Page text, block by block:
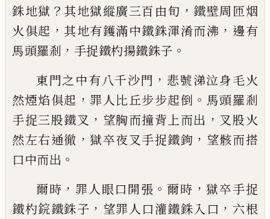
銖地獄 ？其地獄縱廣三百由旬 ， 鐵壁周匝烟
火俱起 ，其地有鑊滿中鐵銖渾淆而沸 ， 邊有
馬頭羅剎 ， 手捉鐵杓揚鐵銖子 。
東門之中有八千沙門 ， 悲號涕泣身毛火
然煙焰俱起 ， 罪人比丘步步起倒 。 馬頭羅剎
手捉三股鐵叉 ， 望胸而撞背上而出 ， 叉股火
然左右通徹 ，獄卒夜叉手捉鐵鉤 ， 望骸而搭
口中而出 。
爾時 ， 罪人眼口開張 。爾時 ，獄卒手捉
鐵杓鋎鐵銖子 ， 望罪人口灌鐵銖入口 ， 六根